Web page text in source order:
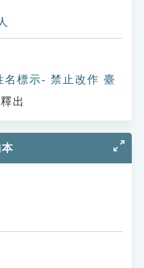
名標示- 禁止改作 臺
出